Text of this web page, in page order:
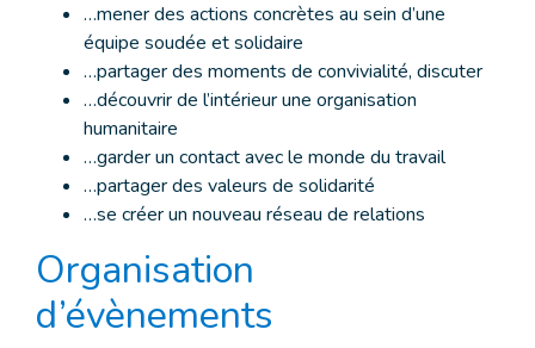
…mener des actions concrètes au sein d’une
équipe soudée et solidaire
…partager des moments de convivialité, discuter
…découvrir de l’intérieur une organisation
humanitaire
…garder un contact avec le monde du travail
…partager des valeurs de solidarité
…se créer un nouveau réseau de relations
Organisation
d’évènements